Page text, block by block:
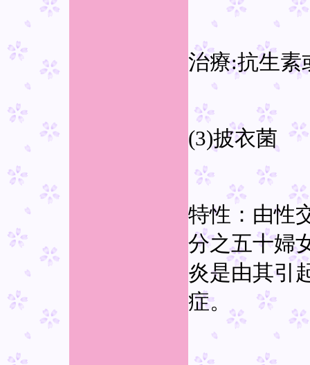
治療:抗生素
(3)披衣菌
特性：由性
分之五十婦
炎是由其引
症。